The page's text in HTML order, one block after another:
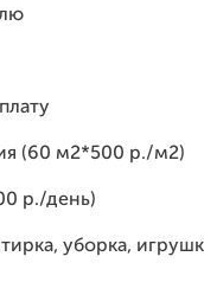
(60 м2*500 р./м2)
р./день)
уборка,